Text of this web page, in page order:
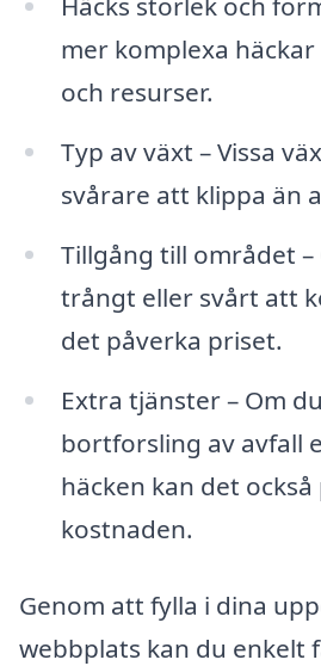
mer komplexa
och resurser.
Typ av växt – Vissa
svårare att klippa än
Tillgång till området
trångt eller svårt att
det påverka priset.
Extra tjänster – Om
bortforsling av avfall
häcken kan det också
kostnaden.
Genom att fylla i dina
webbplats kan du enkelt